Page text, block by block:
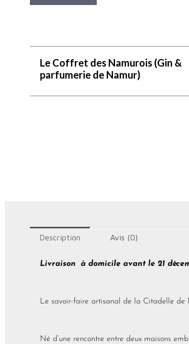
Le Coffret des Namurois (Gin &
parfumerie de Namur)
Description Avis (0)
Livraison à domicile avant le 21
Le savoir-faire artisanal de la Citadelle de
Né d’une rencontre entre deux maisons